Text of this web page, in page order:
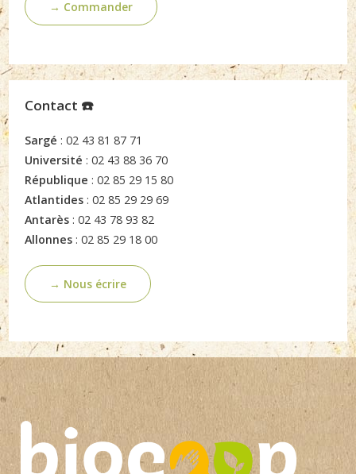
→ Commander
Contact ☎️
Sargé : 02 43 81 87 71
Université : 02 43 88 36 70
République : 02 85 29 15 80
Atlantides : 02 85 29 29 69
Antarès : 02 43 78 93 82
Allonnes : 02 85 29 18 00
→ Nous écrire